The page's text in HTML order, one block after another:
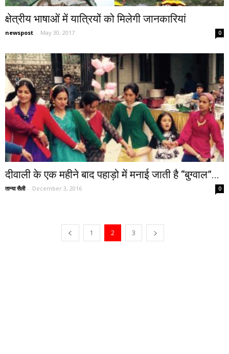
क्षेत्रीय भाषाओं में यात्रियों को मिलेगी जानकारियां
newspost - May 30, 2017 0
दीवाली के एक महीने बाद पहाड़ो में मनाई जाती है “बुग्वाल”...
तान्या सैली - December 3, 2016 0
1 2 3